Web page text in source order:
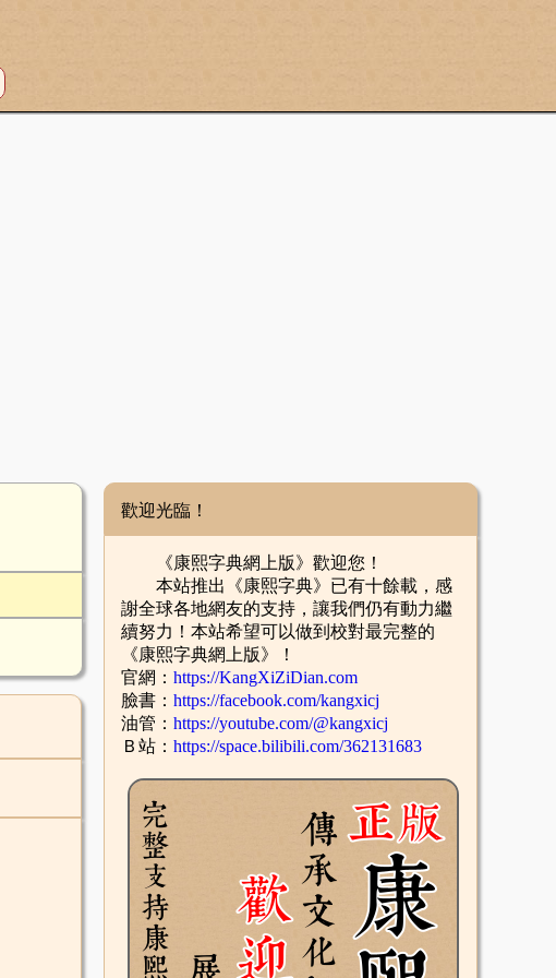
歡迎光臨！
《康熙字典網上版》歡迎您！
本站推出《康熙字典》已有十餘載，感
謝全球各地網友的支持，讓我們仍有動力繼
續努力！本站希望可以做到校對最完整的
《康熙字典網上版》！
官網： https://KangXiZiDian.com
臉書： https://facebook.com/kangxicj
油管： https://youtube.com/@kangxicj
Ｂ站： https://space.bilibili.com/362131683